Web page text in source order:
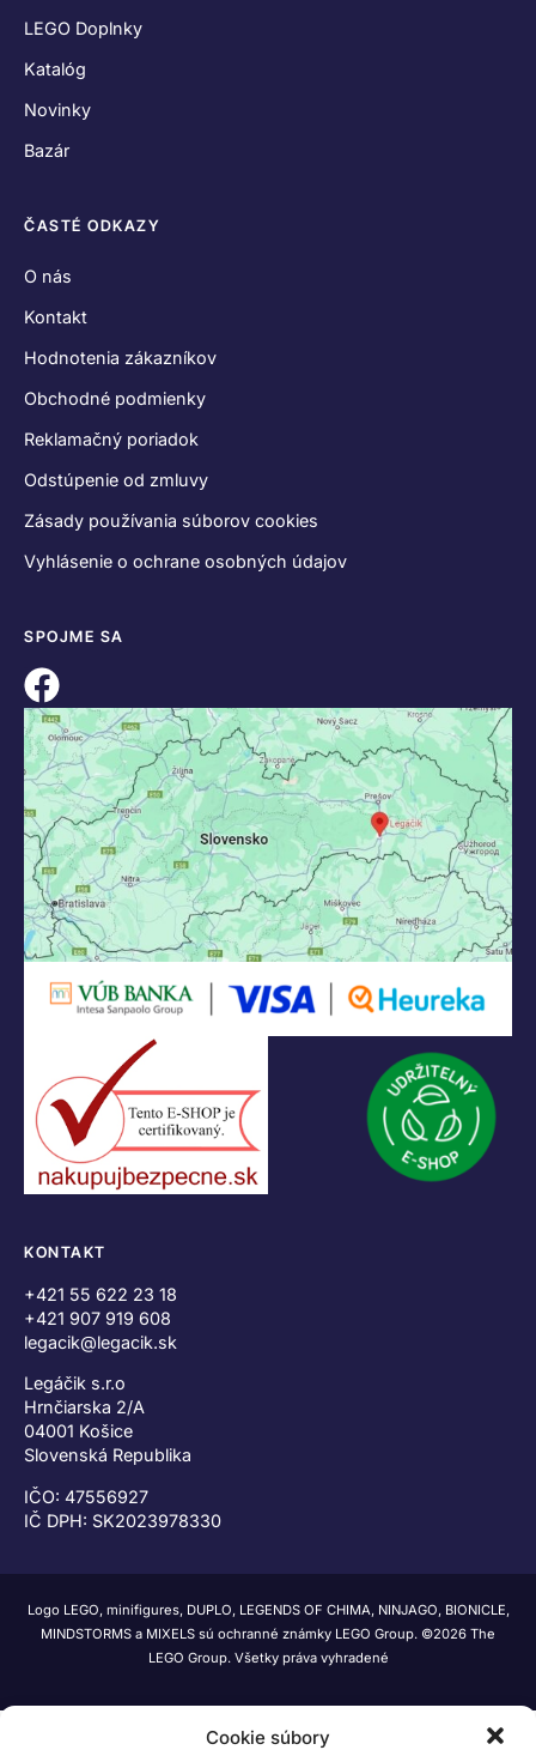
Cookie súbory
LEGO Doplnky
Katalóg
Novinky
Bazár
ČASTÉ ODKAZY
O nás
Kontakt
Hodnotenia zákazníkov
Obchodné podmienky
Reklamačný poriadok
Odstúpenie od zmluvy
Zásady používania súborov cookies
Vyhlásenie o ochrane osobných údajov
SPOJME SA
KONTAKT
+421 55 622 23 18
+421 907 919 608
legacik@legacik.sk
Legáčik s.r.o
Hrnčiarska 2/A
04001 Košice
Slovenská Republika
IČO: 47556927
IČ DPH: SK2023978330
Logo LEGO, minifigures, DUPLO, LEGENDS OF CHIMA, NINJAGO, BIONICLE,
MINDSTORMS a MIXELS sú ochranné známky LEGO Group. ©2026 The
LEGO Group. Všetky práva vyhradené